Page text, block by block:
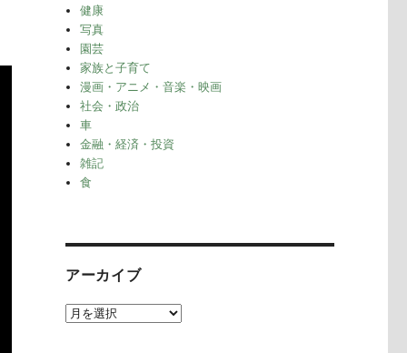
健康
写真
園芸
家族と子育て
漫画・アニメ・音楽・映画
社会・政治
車
金融・経済・投資
雑記
食
アーカイブ
ア